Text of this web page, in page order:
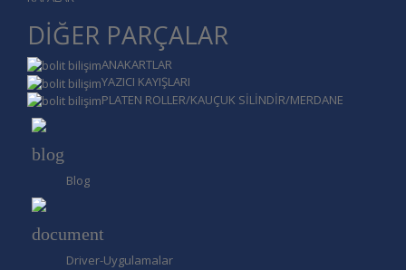
DİĞER PARÇALAR
ANAKARTLAR
YAZICI KAYIŞLARI
PLATEN ROLLER/KAUÇUK SİLİNDİR/MERDANE
Blog
Driver-Uygulamalar